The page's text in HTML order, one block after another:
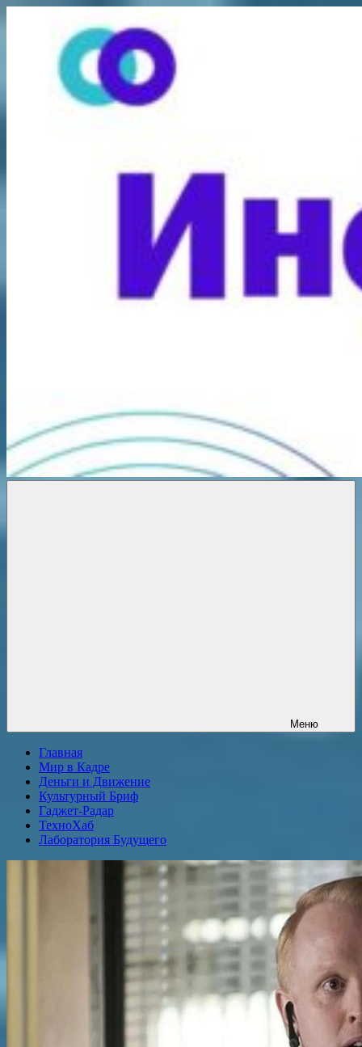
содержимому
Меню
Главная
Мир в Кадре
Деньги и Движение
Культурный Бриф
Гаджет-Радар
ТехноХаб
Лаборатория Будущего